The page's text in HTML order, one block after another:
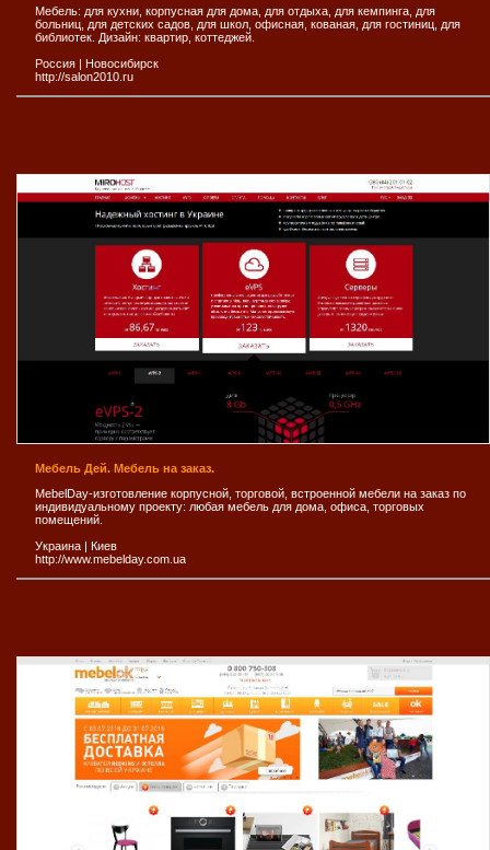
Мебель: для кухни, корпусная для дома, для отдыха, для кемпинга, для
больниц, для детских садов, для школ, офисная, кованая, для гостиниц, для
библиотек. Дизайн: квартир, коттеджей.
Россия | Новосибирск
http://salon2010.ru
Мебель Дей. Мебель на заказ.
MebelDay-изготовление корпусной, торговой, встроенной мебели на заказ по
индивидуальному проекту: любая мебель для дома, офиса, торговых
помещений.
Украина | Киев
http://www.mebelday.com.ua